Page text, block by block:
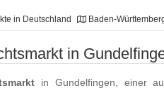
in Deutschland Baden-
in
in Gundelfingen, einer